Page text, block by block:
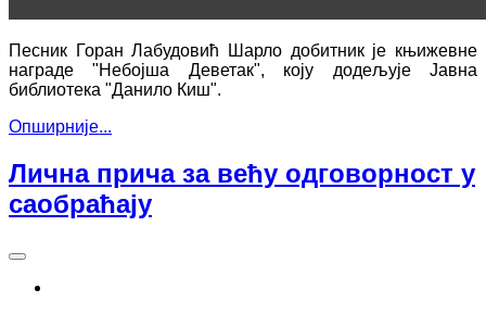
Песник Горан Лабудовић Шарло добитник је књижевне
награде "Небојша Деветак", коју додељује Јавна
библиотека "Данило Киш".
Опширније...
Лична прича за већу одговорност у
саобраћају